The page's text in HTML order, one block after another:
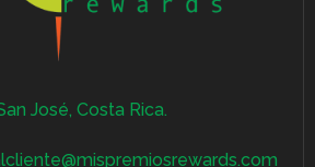
José, Costa Rica.